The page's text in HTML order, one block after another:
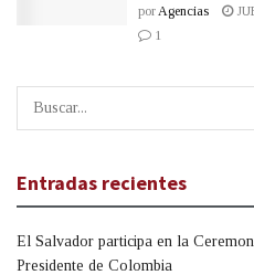
por Agencias
1
Entradas recientes
El Salvador participa en la
Presidente de Colombia